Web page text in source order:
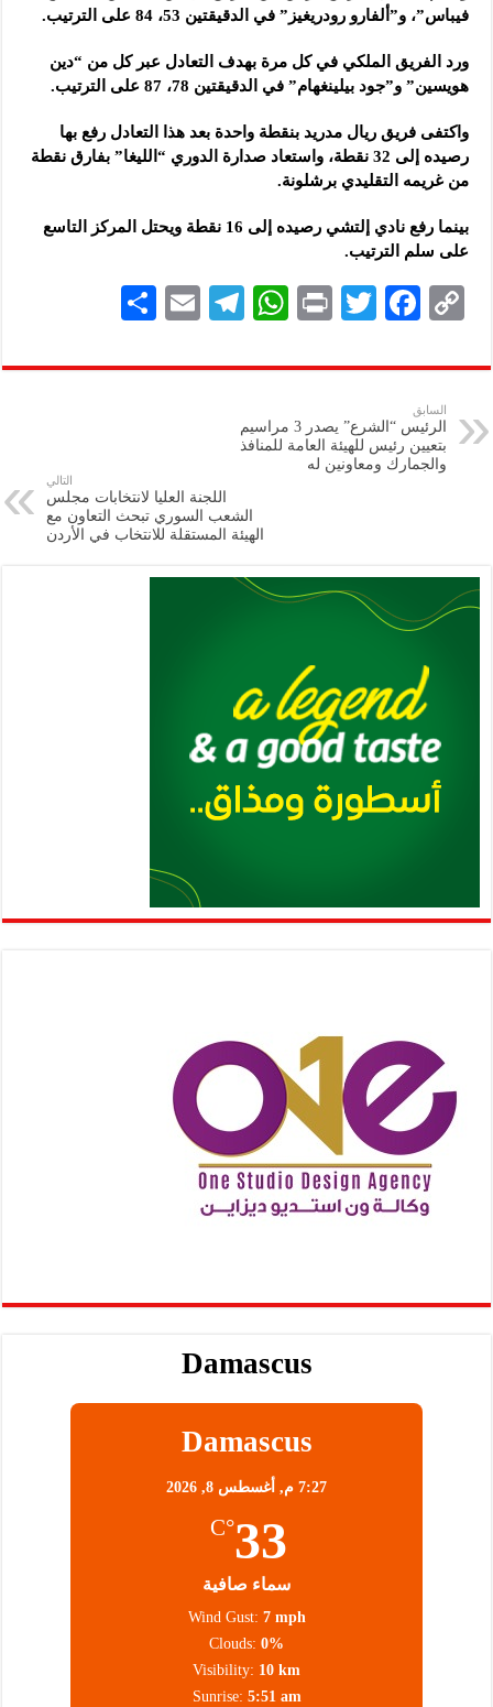
فيباس”، و”ألفارو رودريغيز” في الدقيقتين 53، 84 على الترتيب.
ورد الفريق الملكي في كل مرة بهدف التعادل عبر كل من “دين
هويسين” و”جود بيلينغهام” في الدقيقتين 78، 87 على الترتيب.
واكتفى فريق ريال مدريد بنقطة واحدة بعد هذا التعادل رفع بها
رصيده إلى 32 نقطة، واستعاد صدارة الدوري “الليغا” بفارق نقطة
من غريمه التقليدي برشلونة.
بينما رفع نادي إلتشي رصيده إلى 16 نقطة ويحتل المركز التاسع
على سلم الترتيب.
C
p
y
Li
n
F
eb
k
T
tt
P
nt
W
at
A
p
Te
gr
E
ai
ar
السابق
الرئيس “الشرع” يصدر 3 مراسيم
بتعيين رئيس للهيئة العامة للمنافذ
والجمارك ومعاونين له
التالي
اللجنة العليا لانتخابات مجلس
الشعب السوري تبحث التعاون مع
الهيئة المستقلة للانتخاب في الأردن
Damascus
Damascus
7:27 م, أغسطس 8, 2026
33
°C
سماء صافية
Wind Gust: 7 mph
Clouds: 0%
Visibility: 10 km
Sunrise: 5:51 am